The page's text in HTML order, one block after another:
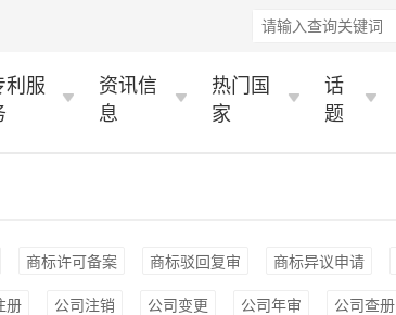
利服
资讯信
息
热门国
家
话
题
商标许可备案 商标驳回复审 商标异议申请
册 公司注销 公司变更 公司年审 公司查册